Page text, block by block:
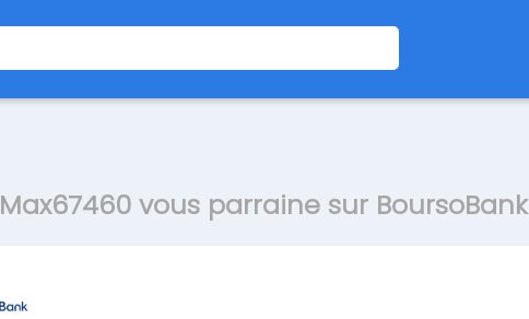
Max67460 vous parraine sur BoursoBank